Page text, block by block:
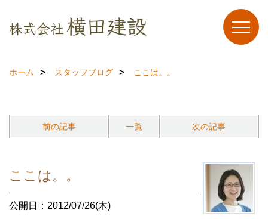
ホーム スタッフブログ ここは。。
前の記事 一覧 次の記事
ここは。。
公開日：2012/07/26(木)